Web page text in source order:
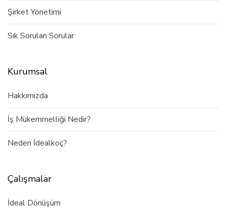
Şirket Yönetimi
Sık Sorulan Sorular
Kurumsal
Hakkımızda
İş Mükemmelliği Nedir?
Neden İdealkoç?
Çalışmalar
İdeal Dönüşüm